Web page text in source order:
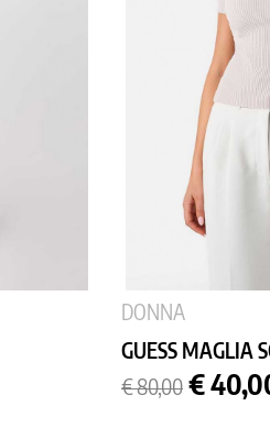
DONNA
GUESS MAGLIA
Prezzo
base
€ 80,00 Prezzo
€